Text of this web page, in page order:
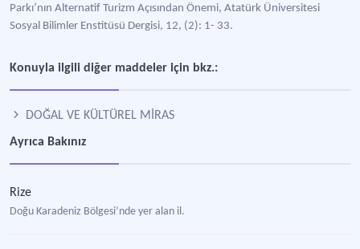
Parkı’nın Alternatif Turizm Açısından Önemi, Atatürk Üniversitesi
Sosyal Bilimler Enstitüsü Dergisi, 12, (2): 1- 33.
Konuyla ilgili diğer maddeler için bkz.:
DOĞAL VE KÜLTÜREL MİRAS
Ayrıca Bakınız
Rize
Doğu Karadeniz Bölgesi’nde yer alan il.